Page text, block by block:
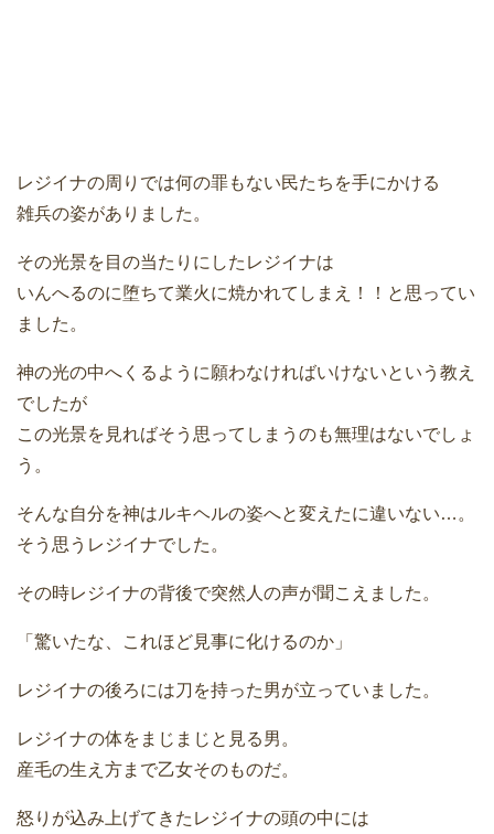
レジイナの周りでは何の罪もない民たちを手にかける
雑兵の姿がありました。
その光景を目の当たりにしたレジイナは
いんへるのに堕ちて業火に焼かれてしまえ！！と思ってい
ました。
神の光の中へくるように願わなければいけないという教え
でしたが
この光景を見ればそう思ってしまうのも無理はないでしょ
う。
そんな自分を神はルキヘルの姿へと変えたに違いない…。
そう思うレジイナでした。
その時レジイナの背後で突然人の声が聞こえました。
「驚いたな、これほど見事に化けるのか」
レジイナの後ろには刀を持った男が立っていました。
レジイナの体をまじまじと見る男。
産毛の生え方まで乙女そのものだ。
怒りが込み上げてきたレジイナの頭の中には